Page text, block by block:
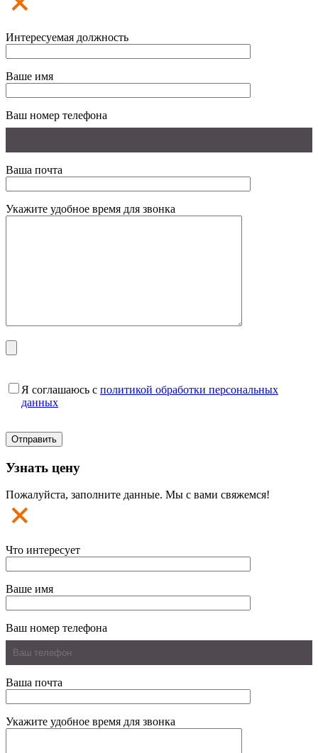
Интересуемая должность
Ваше имя
Ваш номер телефона
Ваша почта
Укажите удобное время для звонка
Я соглашаюсь с политикой обработки персональных
данных
Узнать цену
Пожалуйста, заполните данные. Мы с вами свяжемся!
Что интересует
Ваше имя
Ваш номер телефона
Ваша почта
Укажите удобное время для звонка